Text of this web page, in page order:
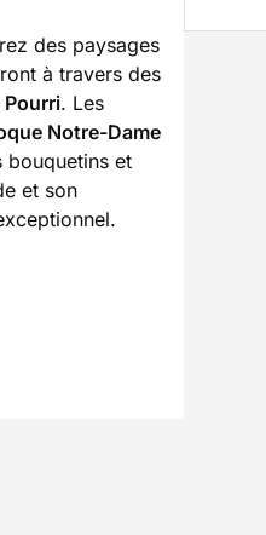
des paysages
à travers des
. Les
Notre-Dame
bouquetins et
et son